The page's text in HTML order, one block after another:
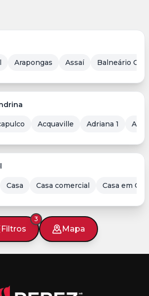
Filtros
3
Mapa
Arapongas Assaí Balneário
Acquaville Adriana 1
Casa Casa comercial Casa em